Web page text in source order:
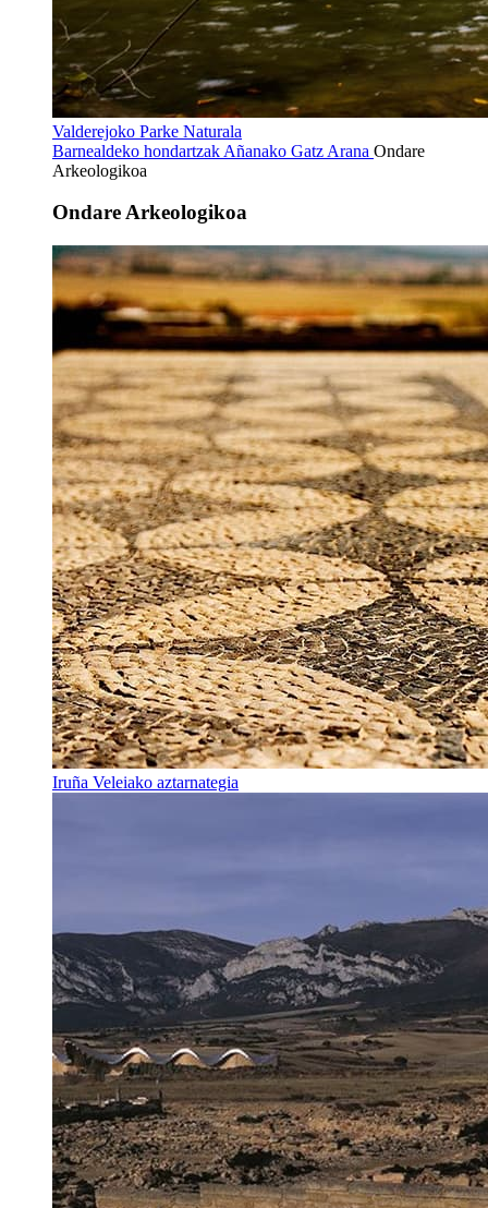
Valderejoko Parke Naturala
Barnealdeko hondartzak Añanako Gatz Arana Ondare
Arkeologikoa
Ondare Arkeologikoa
Iruña Veleiako aztarnategia